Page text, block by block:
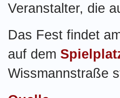
Veranstalter, die
Das Fest findet
auf dem
Wissmannstraße